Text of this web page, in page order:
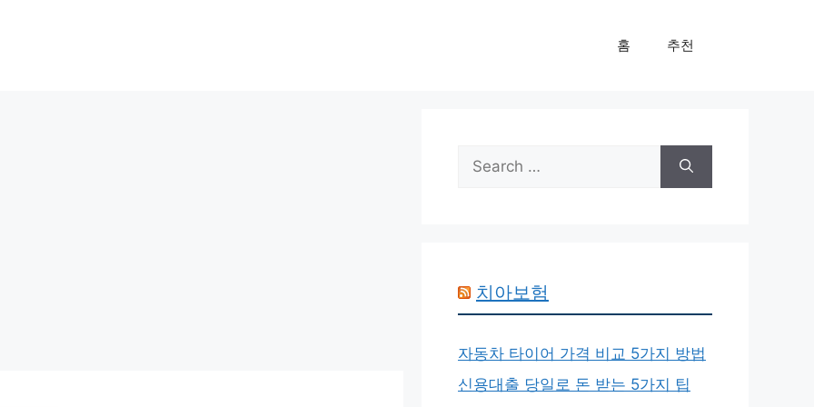
홈 추천
Search
for:
치아보험
자동차 타이어 가격 비교 5가지 방법
신용대출 당일로 돈 받는 5가지 팁